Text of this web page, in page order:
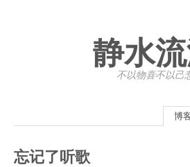
静水
不以物喜·不以己
博
忘记了听歌